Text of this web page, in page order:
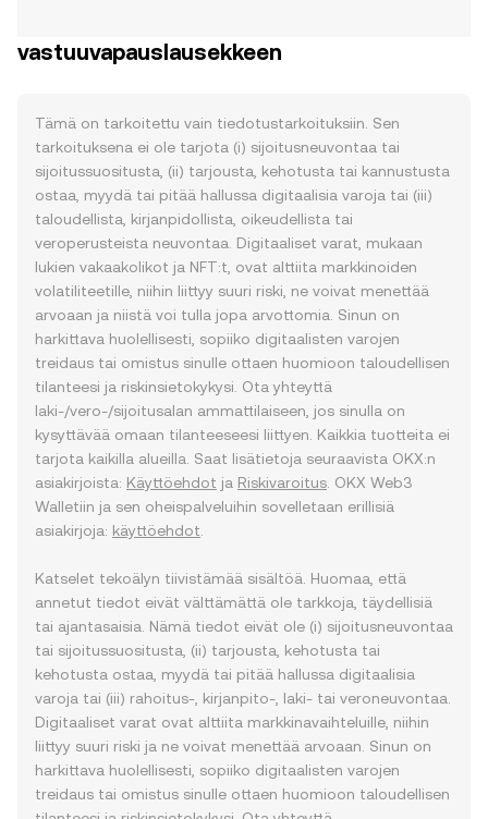
vastuuvapauslausekkeen
Tämä on tarkoitettu vain tiedotustarkoituksiin. Sen
tarkoituksena ei ole tarjota (i) sijoitusneuvontaa tai
sijoitussuositusta, (ii) tarjousta, kehotusta tai kannustusta
ostaa, myydä tai pitää hallussa digitaalisia varoja tai (iii)
taloudellista, kirjanpidollista, oikeudellista tai
veroperusteista neuvontaa. Digitaaliset varat, mukaan
lukien vakaakolikot ja NFT:t, ovat alttiita markkinoiden
volatiliteetille, niihin liittyy suuri riski, ne voivat menettää
arvoaan ja niistä voi tulla jopa arvottomia. Sinun on
harkittava huolellisesti, sopiiko digitaalisten varojen
treidaus tai omistus sinulle ottaen huomioon taloudellisen
tilanteesi ja riskinsietokykysi. Ota yhteyttä
laki-/vero-/sijoitusalan ammattilaiseen, jos sinulla on
kysyttävää omaan tilanteeseesi liittyen. Kaikkia tuotteita ei
tarjota kaikilla alueilla. Saat lisätietoja seuraavista OKX:n
asiakirjoista: Käyttöehdot ja Riskivaroitus . OKX Web3
Walletiin ja sen oheispalveluihin sovelletaan erillisiä
asiakirjoja: käyttöehdot
Katselet tekoälyn tiivistämää sisältöä. Huomaa, että
annetut tiedot eivät välttämättä ole tarkkoja, täydellisiä
tai ajantasaisia. Nämä tiedot eivät ole (i) sijoitusneuvontaa
tai sijoitussuositusta, (ii) tarjousta, kehotusta tai
kehotusta ostaa, myydä tai pitää hallussa digitaalisia
varoja tai (iii) rahoitus-, kirjanpito-, laki- tai veroneuvontaa.
Digitaaliset varat ovat alttiita markkinavaihteluille, niihin
liittyy suuri riski ja ne voivat menettää arvoaan. Sinun on
harkittava huolellisesti, sopiiko digitaalisten varojen
treidaus tai omistus sinulle ottaen huomioon taloudellisen